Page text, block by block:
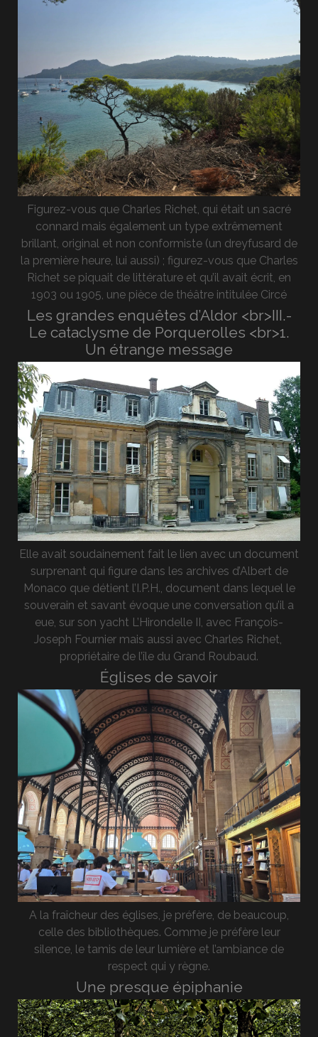
Figurez-vous que Charles Richet, qui était un sacré
connard mais également un type extrêmement
brillant, original et non conformiste (un dreyfusard de
la première heure, lui aussi) ; figurez-vous que Charles
Richet se piquait de littérature et qu’il avait écrit, en
1903 ou 1905, une pièce de théâtre intitulée Circé
Les grandes enquêtes d’Aldor <br>III.-
Le cataclysme de Porquerolles <br>1.
Un étrange message
Elle avait soudainement fait le lien avec un document
surprenant qui figure dans les archives d’Albert de
Monaco que détient l’I.P.H., document dans lequel le
souverain et savant évoque une conversation qu’il a
eue, sur son yacht L’Hirondelle II, avec François-
Joseph Fournier mais aussi avec Charles Richet,
propriétaire de l’île du Grand Roubaud.
Églises de savoir
A la fraîcheur des églises, je préfère, de beaucoup,
celle des bibliothèques. Comme je préfère leur
silence, le tamis de leur lumière et l’ambiance de
respect qui y règne.
Une presque épiphanie